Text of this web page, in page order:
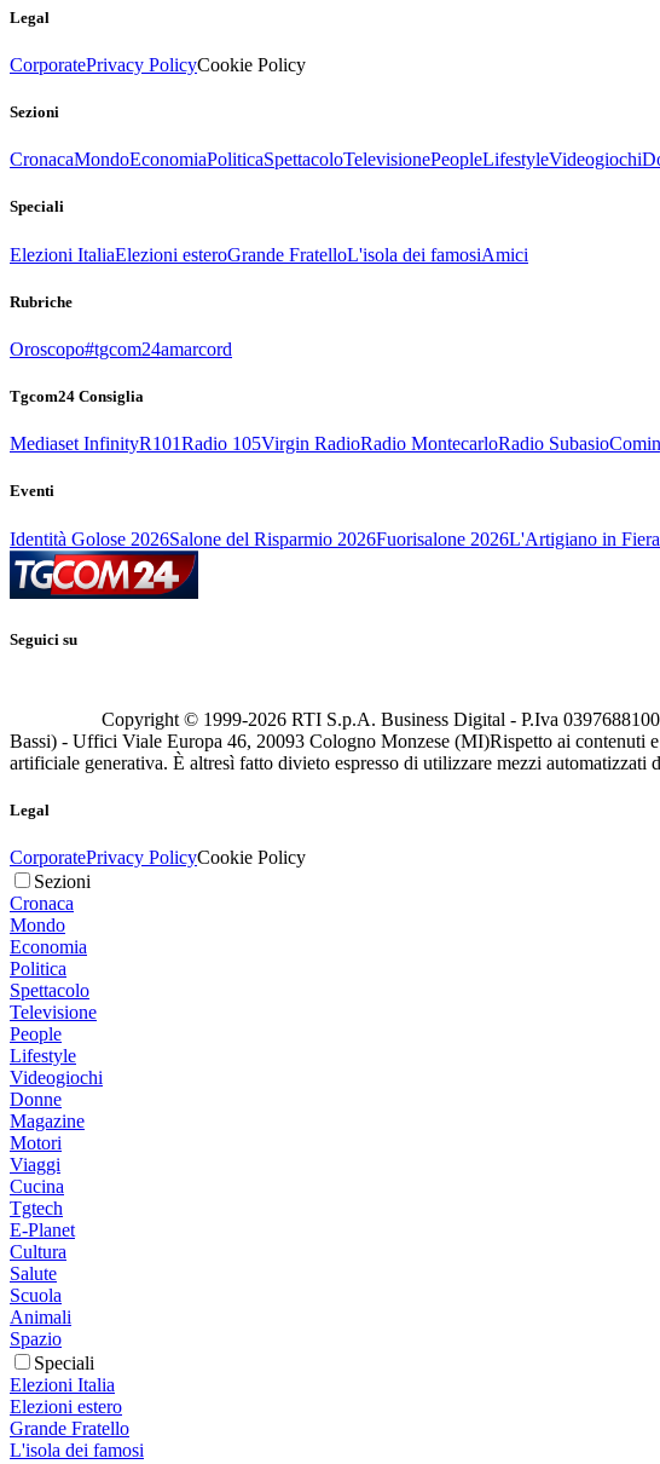
Legal
CorporatePrivacy PolicyCookie Policy
Sezioni
CronacaMondoEconomiaPoliticaSpettacoloTelevisionePeopleLifestyleVideogiochi
Speciali
Elezioni ItaliaElezioni esteroGrande FratelloL'isola dei famosiAmici
Rubriche
Oroscopo#tgcom24amarcord
Tgcom24 Consiglia
Mediaset InfinityR101Radio 105Virgin RadioRadio MontecarloRadio Subasio
Eventi
Identità Golose 2026Salone del Risparmio 2026Fuorisalone 2026L'Artigiano in
Seguici su
Copyright © 1999-2026 RTI S.p.A. Business Digital - P.Iva
Bassi) - Uffici Viale Europa 46, 20093 Cologno Monzese (MI)Rispetto ai contenuti
artificiale generativa. È altresì fatto divieto espresso di utilizzare mezzi automatizzati
Legal
CorporatePrivacy PolicyCookie Policy
Sezioni
Cronaca
Mondo
Economia
Politica
Spettacolo
Televisione
People
Lifestyle
Videogiochi
Donne
Magazine
Motori
Viaggi
Cucina
Tgtech
E-Planet
Cultura
Salute
Scuola
Animali
Spazio
Speciali
Elezioni Italia
Elezioni estero
Grande Fratello
L'isola dei famosi